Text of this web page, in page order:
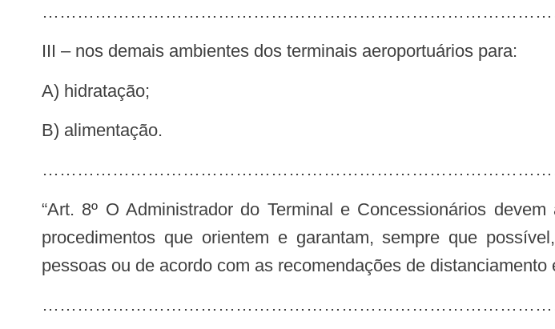
III – nos demais ambientes dos terminais aeroportuários para:
a) hidratação;
b) alimentação.
“Art. 8º O Administrador do Terminal e Concessionários devem adotar e supervisionar, nas áreas sob sua responsabilidade,
procedimentos que orientem e garantam, sempre que
pessoas ou de acordo com as recomendações de